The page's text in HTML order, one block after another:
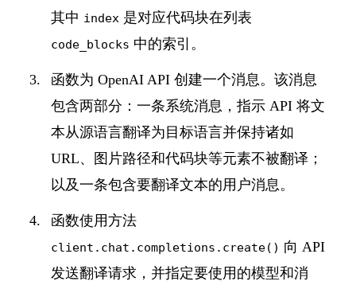
其中 index 是对应代码块在列表
code_blocks 中的索引。
函数为 OpenAI API 创建一个消息。该消息
包含两部分：一条系统消息，指示 API 将文
本从源语言翻译为目标语言并保持诸如
URL、图片路径和代码块等元素不被翻译；
以及一条包含要翻译文本的用户消息。
函数使用方法
client.chat.completions.create() 向 API
发送翻译请求，并指定要使用的模型和消